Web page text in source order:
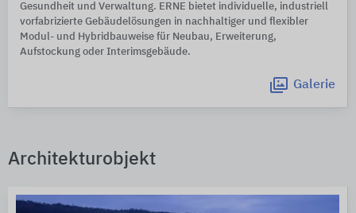
Gesundheit und Verwaltung. ERNE bietet individuelle, industriell
vorfabrizierte Gebäudelösungen in nachhaltiger und flexibler
Modul- und Hybridbauweise für Neubau, Erweiterung,
Aufstockung oder Interimsgebäude.
Galerie
Architekturobjekt